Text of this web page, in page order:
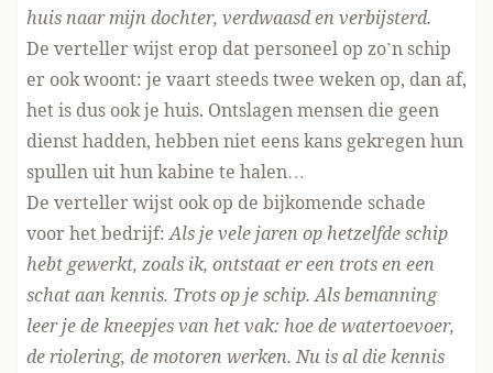
huis naar mijn dochter, verdwaasd en verbijsterd.
De verteller wijst erop dat personeel op zo’n schip
er ook woont: je vaart steeds twee weken op, dan af,
het is dus ook je huis. Ontslagen mensen die geen
dienst hadden, hebben niet eens kans gekregen hun
spullen uit hun kabine te halen…
De verteller wijst ook op de bijkomende schade
voor het bedrijf:Als je vele jaren op hetzelfde schip
hebt gewerkt, zoals ik, ontstaat er een trots en een
schat aan kennis. Trots op je schip. Als bemanning
leer je de kneepjes van het vak: hoe de watertoevoer,
de riolering, de motoren werken. Nu is al die kennis